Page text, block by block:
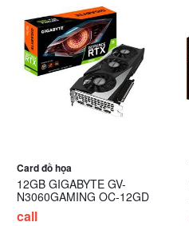
Card đồ họa
12GB GIGABYTE GV-
N3060GAMING OC-12GD
call